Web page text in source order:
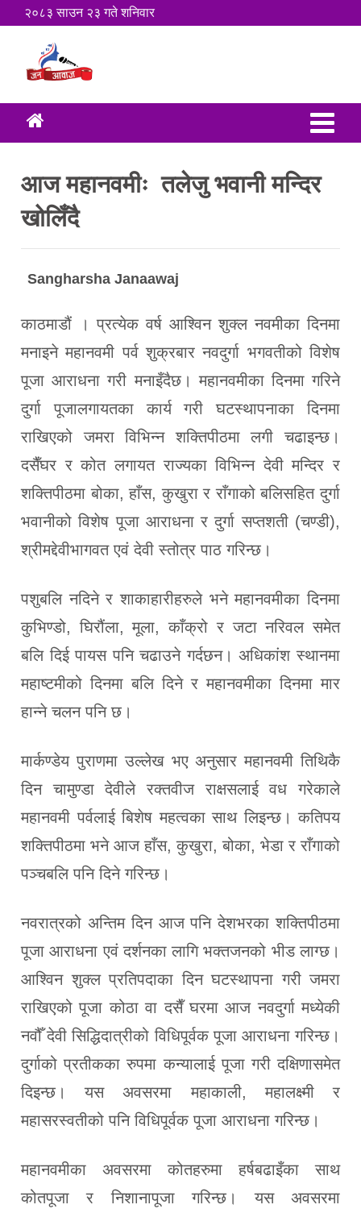
२०८३ साउन २३ गते शनिवार
आज महानवमीः तलेजु भवानी मन्दिर
खोलिँदै
Sangharsha Janaawaj
काठमाडौं । प्रत्येक वर्ष आश्विन शुक्ल नवमीका दिनमा
मनाइने महानवमी पर्व शुक्रबार नवदुर्गा भगवतीको विशेष
पूजा आराधना गरी मनाइँदैछ। महानवमीका दिनमा गरिने
दुर्गा पूजालगायतका कार्य गरी घटस्थापनाका दिनमा
राखिएको जमरा विभिन्न शक्तिपीठमा लगी चढाइन्छ।
दसैँघर र कोत लगायत राज्यका विभिन्न देवी मन्दिर र
शक्तिपीठमा बोका, हाँस, कुखुरा र राँगाको बलिसहित दुर्गा
भवानीको विशेष पूजा आराधना र दुर्गा सप्तशती (चण्डी),
श्रीमद्देवीभागवत एवं देवी स्तोत्र पाठ गरिन्छ।
पशुबलि नदिने र शाकाहारीहरुले भने महानवमीका दिनमा
कुभिण्डो, घिरौंला, मूला, काँक्रो र जटा नरिवल समेत
बलि दिई पायस पनि चढाउने गर्दछन। अधिकांश स्थानमा
महाष्टमीको दिनमा बलि दिने र महानवमीका दिनमा मार
हान्ने चलन पनि छ।
मार्कण्डेय पुराणमा उल्लेख भए अनुसार महानवमी तिथिकै
दिन चामुण्डा देवीले रक्तवीज राक्षसलाई वध गरेकाले
महानवमी पर्वलाई बिशेष महत्वका साथ लिइन्छ। कतिपय
शक्तिपीठमा भने आज हाँस, कुखुरा, बोका, भेडा र राँगाको
पञ्चबलि पनि दिने गरिन्छ।
नवरात्रको अन्तिम दिन आज पनि देशभरका शक्तिपीठमा
पूजा आराधना एवं दर्शनका लागि भक्तजनको भीड लाग्छ।
आश्विन शुक्ल प्रतिपदाका दिन घटस्थापना गरी जमरा
राखिएको पूजा कोठा वा दसैँ घरमा आज नवदुर्गा मध्येकी
नवौँ देवी सिद्धिदात्रीको विधिपूर्वक पूजा आराधना गरिन्छ।
दुर्गाको प्रतीकका रुपमा कन्यालाई पूजा गरी दक्षिणासमेत
दिइन्छ। यस अवसरमा महाकाली, महालक्ष्मी र
महासरस्वतीको पनि विधिपूर्वक पूजा आराधना गरिन्छ।
महानवमीका अवसरमा कोतहरुमा हर्षबढाइँका साथ
कोतपूजा र निशानापूजा गरिन्छ। यस अवसरमा